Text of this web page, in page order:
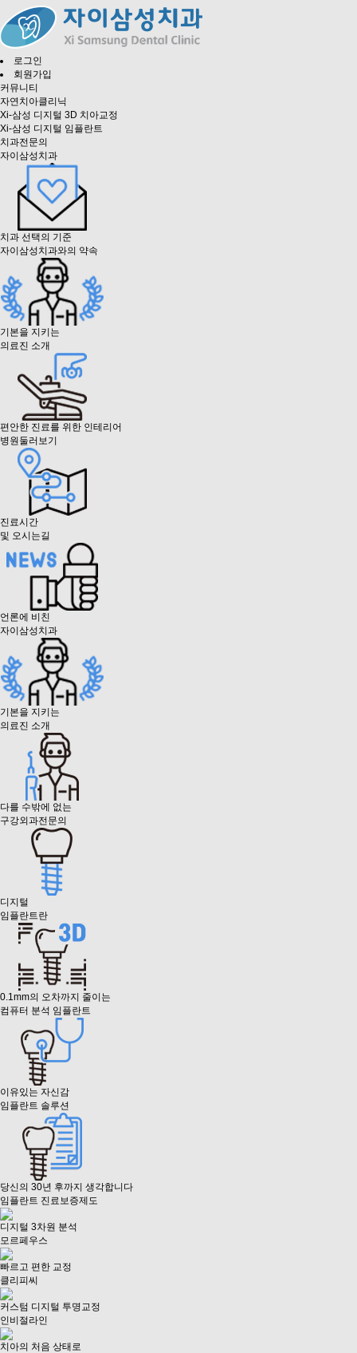
로그인
회원가입
커뮤니티
자연치아클리닉
Xi-삼성 디지털 3D 치아교정
Xi-삼성 디지털 임플란트
치과전문의
자이삼성치과
치과 선택의 기준
자이삼성치과와의 약속
기본을 지키는
의료진 소개
편안한 진료를 위한 인테리어
병원둘러보기
진료시간
및 오시는길
언론에 비친
자이삼성치과
기본을 지키는
의료진 소개
다를 수밖에 없는
구강외과전문의
디지털
임플란트란
0.1mm의 오차까지 줄이는
컴퓨터 분석 임플란트
이유있는 자신감
임플란트 솔루션
당신의 30년 후까지 생각합니다
임플란트 진료보증제도
디지털 3차원 분석
모르페우스
빠르고 편한 교정
클리피씨
커스텀 디지털 투명교정
인비절라인
치아의 처음 상태로